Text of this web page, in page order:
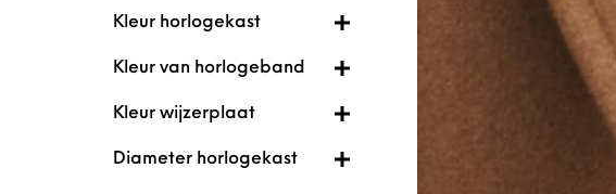
Kleur horlogekast
Kleur van horlogeband
Kleur wijzerplaat
Diameter horlogekast